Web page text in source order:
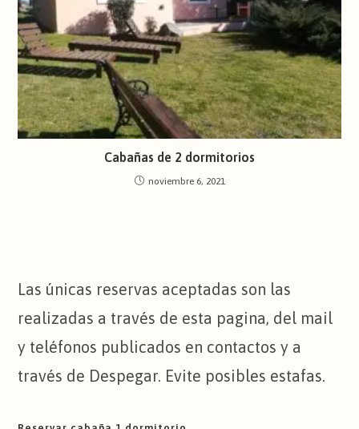
Cabañas de 2 dormitorios
noviembre 6, 2021
Las únicas reservas aceptadas son las
realizadas a través de esta pagina, del mail
y teléfonos publicados en contactos y a
través de Despegar. Evite posibles estafas.